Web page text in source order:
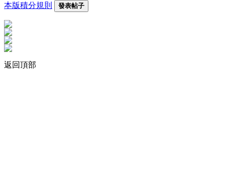
本版積分規則 發表帖子
返回頂部